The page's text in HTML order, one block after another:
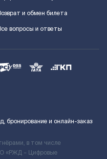
и обмен билета
вопросы и ответы
бронирование и онлайн-заказ
в том числе
«РЖД – Цифровые